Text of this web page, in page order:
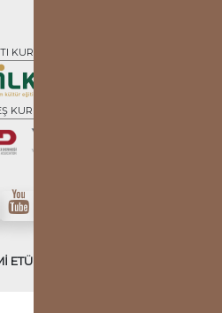
KURULUŞ
KURULUŞLAR
ETÜDLER DERNEĞİ - 2022